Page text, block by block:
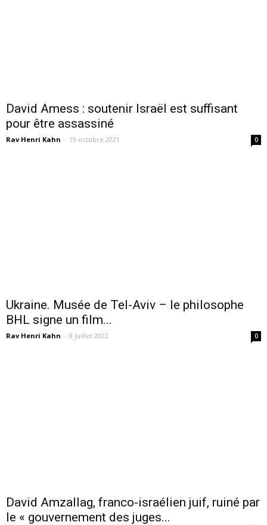
David Amess : soutenir Israël est suffisant
pour être assassiné
Rav Henri Kahn - 19 octobre 2021 0
Ukraine. Musée de Tel-Aviv – le philosophe
BHL signe un film...
Rav Henri Kahn - 8 juillet 2022 0
David Amzallag, franco-israélien juif, ruiné par
le « gouvernement des juges...